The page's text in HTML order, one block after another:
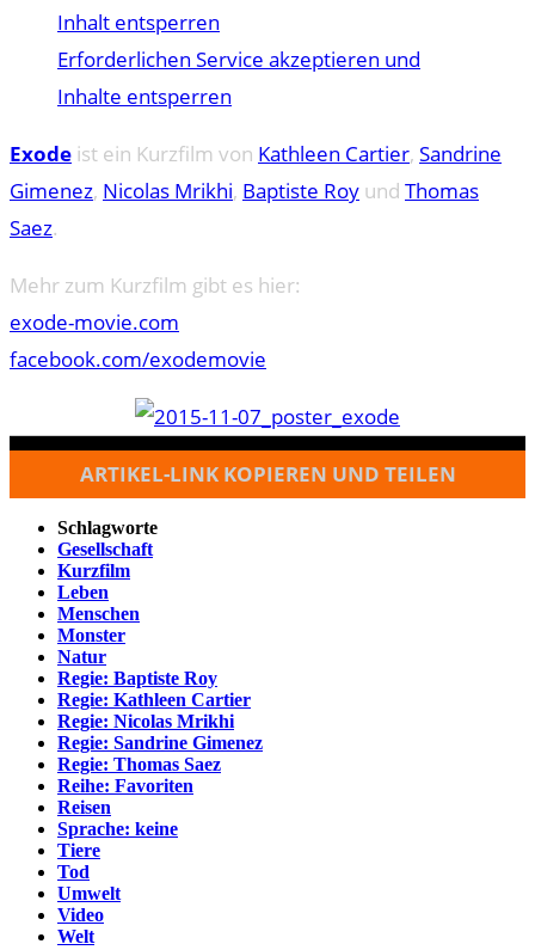
Inhalt entsperren
Erforderlichen Service akzeptieren und
Inhalte entsperren
Exode ist ein Kurzfilm von Kathleen Cartier, Sandrine
Gimenez, Nicolas Mrikhi, Baptiste Roy und Thomas
Saez.
Mehr zum Kurzfilm gibt es hier:
exode-movie.com
facebook.com/exodemovie
ARTIKEL-LINK KOPIEREN UND TEILEN
Schlagworte
Gesellschaft
Kurzfilm
Leben
Menschen
Monster
Natur
Regie: Baptiste Roy
Regie: Kathleen Cartier
Regie: Nicolas Mrikhi
Regie: Sandrine Gimenez
Regie: Thomas Saez
Reihe: Favoriten
Reisen
Sprache: keine
Tiere
Tod
Umwelt
Video
Welt